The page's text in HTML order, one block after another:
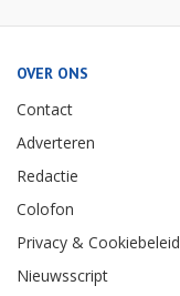
OVER ONS
Contact
Adverteren
Redactie
Colofon
Privacy & Cookiebeleid
Nieuwsscript